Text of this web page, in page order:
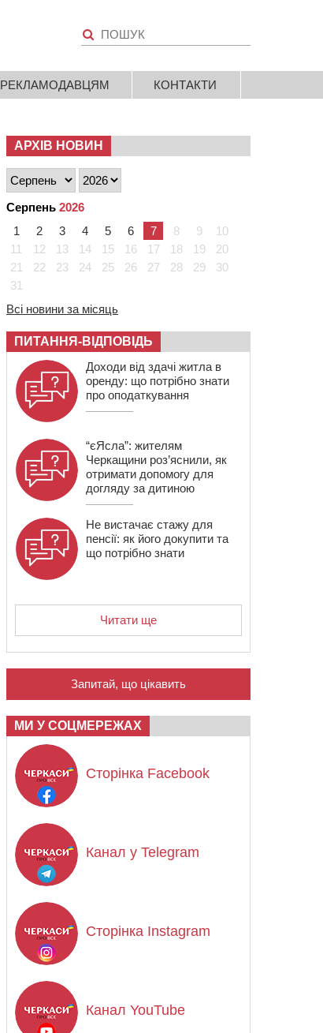
РЕКЛАМОДАВЦЯМ КОНТАКТИ
АРХІВ НОВИН
Серпень 2026
1
2 3 4 5 6 7 8 9
10
11
12 13 14 15 16 17 18 19
20
21
22 23 24 25 26 27 28 29
30
31
Всі новини за місяць
ПИТАННЯ-ВІДПОВІДЬ
Доходи від здачі житла в
оренду: що потрібно знати
про оподаткування
“єЯсла”: жителям
Черкащини роз’яснили, як
отримати допомогу для
догляду за дитиною
Не вистачає стажу для
пенсії: як його докупити та
що потрібно знати
Читати ще
Запитай, що цікавить
МИ У СОЦМЕРЕЖАХ
Сторінка Facebook
Канал у Telegram
Сторінка Instagram
Канал YouTube